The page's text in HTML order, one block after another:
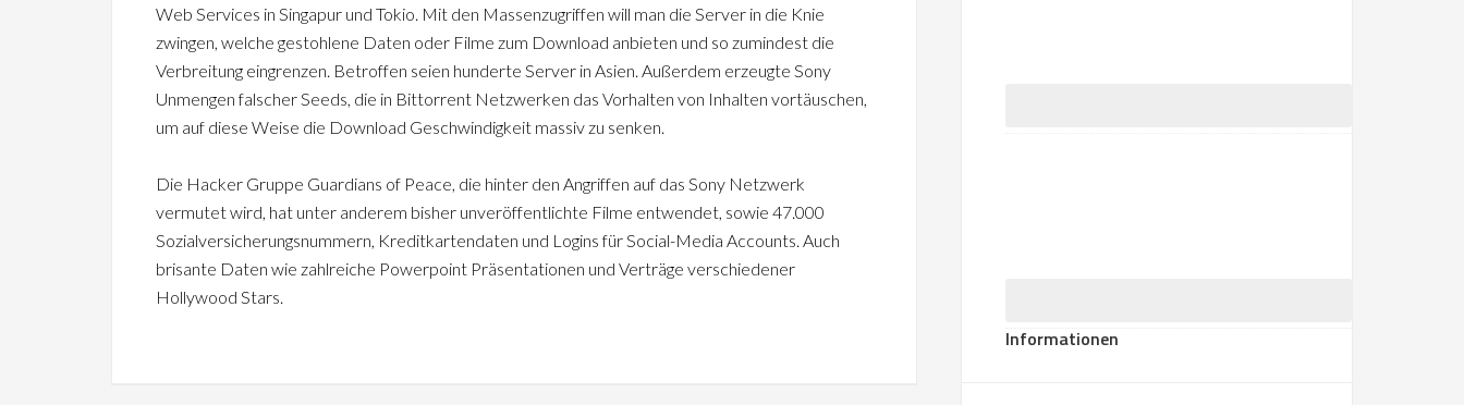
Web Services in Singapur und Tokio. Mit den Massenzugriffen will man die Server in die Knie
zwingen, welche gestohlene Daten oder Filme zum Download anbieten und so zumindest die
Verbreitung eingrenzen. Betroffen seien hunderte Server in Asien. Außerdem erzeugte Sony
Unmengen falscher Seeds, die in Bittorrent Netzwerken das Vorhalten von Inhalten vortäuschen,
um auf diese Weise die Download Geschwindigkeit massiv zu senken.
Die Hacker Gruppe Guardians of Peace, die hinter den Angriffen auf das Sony Netzwerk
vermutet wird, hat unter anderem bisher unveröffentlichte Filme entwendet, sowie 47.000
Sozialversicherungsnummern, Kreditkartendaten und Logins für Social-Media Accounts. Auch
brisante Daten wie zahlreiche Powerpoint Präsentationen und Verträge verschiedener
Hollywood Stars.
Informationen